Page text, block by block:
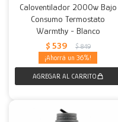
Caloventilador 2000w Bajo
Consumo Termostato
Warmthy - Blanco
$ 539 $ 849
36